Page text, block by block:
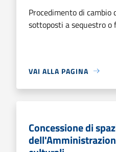
Procedimento di cambio
sottoposti a sequestro
VAI ALLA PAGINA
Concessione di